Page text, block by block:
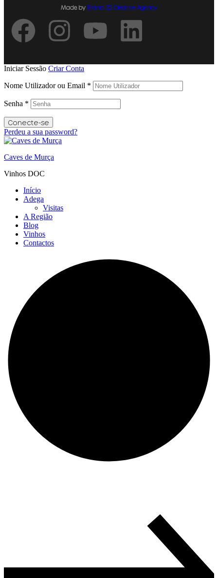
Made by Brand 22 Creative Agency
Iniciar Sessão Criar Conta
Nome Utilizador ou Email *
Senha *
Conecte-se
Perdeu a sua password?
Caves de Murça
Vinhos DOC
Início
Adega
Visitas
A Região
Blog
Vinhos
Contactos